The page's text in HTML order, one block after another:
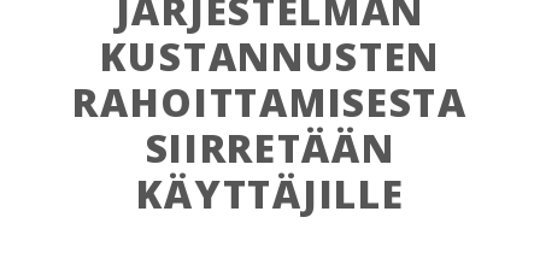
KUSTANNUSTEN
RAHOITTAMISESTA
SIIRRETÄÄN
KÄYTTÄJILLE